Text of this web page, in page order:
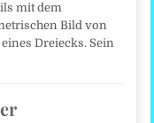
mit dem
Bild von
Dreiecks. Sein